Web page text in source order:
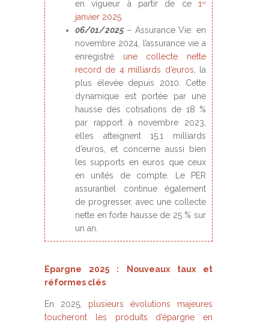
en vigueur à partir de ce 1ᵉʳ
janvier 2025
06/01/2025 – Assurance Vie: en
novembre 2024, l’assurance vie a
enregistré une collecte nette
record de 4 milliards d’euros , la
plus élevée depuis 2010. Cette
dynamique est portée par une
hausse des cotisations de 18 %
par rapport à novembre 2023,
elles atteignent 15,1 milliards
d’euros, et concerne aussi bien
les supports en euros que ceux
en unités de compte. Le PER
assurantiel continue également
de progresser, avec une collecte
nette en forte hausse de 25 % sur
un an.
Epargne 2025 : Nouveaux taux et
réformes clés
En 2025, plusieurs évolutions majeures
toucheront les produits d’épargne en